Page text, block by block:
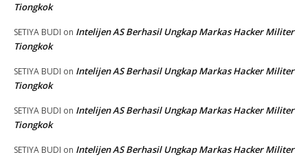
Tiongkok
SETIYA BUDI on Intelijen AS Berhasil Ungkap Markas Hacker Militer
Tiongkok
SETIYA BUDI on Intelijen AS Berhasil Ungkap Markas Hacker Militer
Tiongkok
SETIYA BUDI on Intelijen AS Berhasil Ungkap Markas Hacker Militer
Tiongkok
SETIYA BUDI on Intelijen AS Berhasil Ungkap Markas Hacker Militer